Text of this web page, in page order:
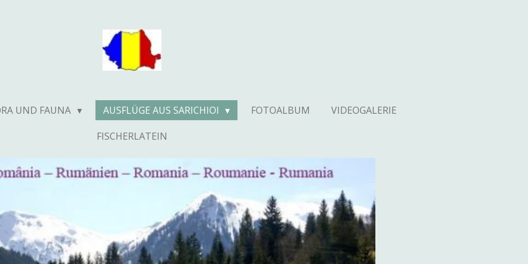
UND FAUNA AUSFLÜGE AUS SARICHIOI FOTOALBUM
VIDEOGALERIE
FISCHERLATEIN